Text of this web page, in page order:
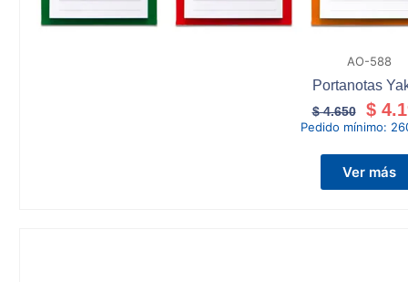
AO-588
Portanotas
$4.650 $
Pedido mínimo:
Ver más